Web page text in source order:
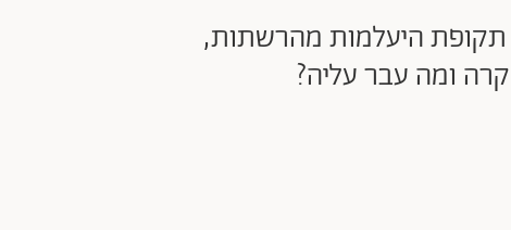
תקופת היעלמות מהרשתות,
ומה עבר עליה?